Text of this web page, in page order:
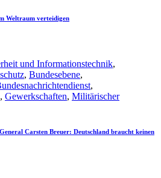
Weltraum verteidigen
und Informationstechnik,
, Bundesebene,
,
, Gewerkschaften, Militärischer
Carsten Breuer: Deutschland braucht keinen